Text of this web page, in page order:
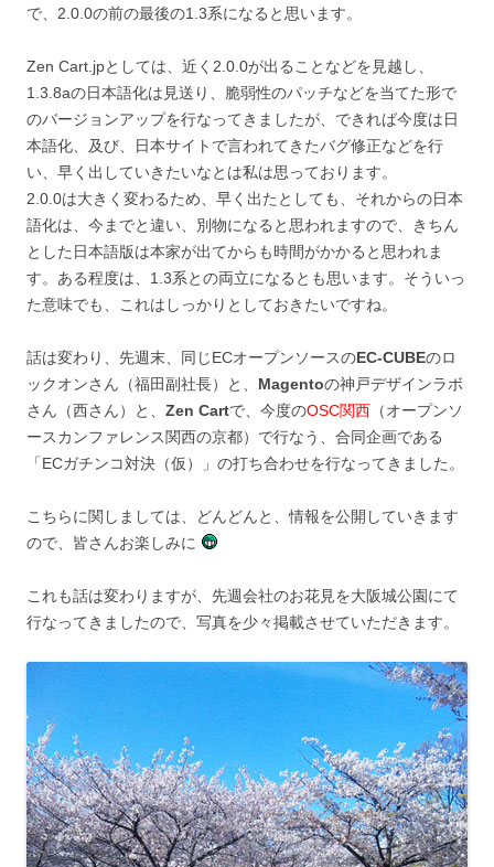
で、2.0.0の前の最後の1.3系になると思います。
Zen Cart.jpとしては、近く2.0.0が出ることなどを見越し、
1.3.8aの日本語化は見送り、脆弱性のパッチなどを当てた形で
のバージョンアップを行なってきましたが、できれば今度は日
本語化、及び、日本サイトで言われてきたバグ修正などを行
い、早く出していきたいなとは私は思っております。
2.0.0は大きく変わるため、早く出たとしても、それからの日本
語化は、今までと違い、別物になると思われますので、きちん
とした日本語版は本家が出てからも時間がかかると思われま
す。ある程度は、1.3系との両立になるとも思います。そういっ
た意味でも、これはしっかりとしておきたいですね。
話は変わり、先週末、同じECオープンソースのEC-CUBEのロ
ックオンさん（福田副社長）と、 Magentoの神戸デザインラボ
さん（西さん）と、 Zen Cartで、今度のOSC関西 （オープンソ
ースカンファレンス関西の京都）で行なう、合同企画である
「ECガチンコ対決（仮）」の打ち合わせを行なってきました。
こちらに関しましては、どんどんと、情報を公開していきます
ので、皆さんお楽しみに
これも話は変わりますが、先週会社のお花見を大阪城公園にて
行なってきましたので、写真を少々掲載させていただきます。